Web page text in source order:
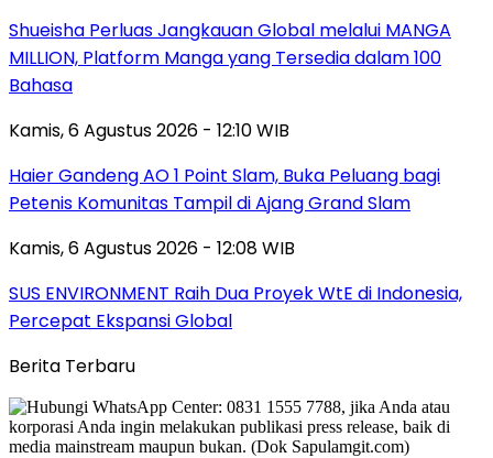
Shueisha Perluas Jangkauan Global melalui MANGA
MILLION, Platform Manga yang Tersedia dalam 100
Bahasa
Kamis, 6 Agustus 2026 - 12:10 WIB
Haier Gandeng AO 1 Point Slam, Buka Peluang bagi
Petenis Komunitas Tampil di Ajang Grand Slam
Kamis, 6 Agustus 2026 - 12:08 WIB
SUS ENVIRONMENT Raih Dua Proyek WtE di Indonesia,
Percepat Ekspansi Global
Berita Terbaru